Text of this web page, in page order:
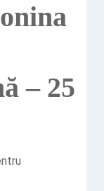
– 25